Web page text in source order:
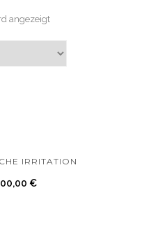
angezeigt
IRRITATION
€